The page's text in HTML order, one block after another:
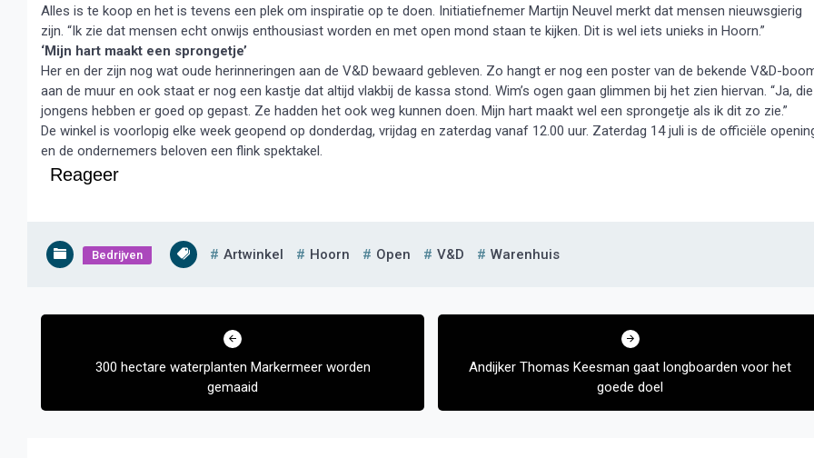
Alles is te koop en het is tevens een plek om inspiratie op te doen. Initiatiefnemer Martijn Neuvel merkt dat mensen nieuwsgierig
zijn. “Ik zie dat mensen echt onwijs enthousiast worden en met open mond staan te kijken. Dit is wel iets unieks in Hoorn.”
‘Mijn hart maakt een sprongetje’
Her en der zijn nog wat oude herinneringen aan de V&D bewaard gebleven. Zo hangt er nog een poster van de bekende V&D-
aan de muur en ook staat er nog een kastje dat altijd vlakbij de kassa stond. Wim’s ogen gaan glimmen bij het zien hiervan. “Ja, die
jongens hebben er goed op gepast. Ze hadden het ook weg kunnen doen. Mijn hart maakt wel een sprongetje als ik dit zo zie.”
De winkel is voorlopig elke week geopend op donderdag, vrijdag en zaterdag vanaf 12.00 uur. Zaterdag 14 juli is de officiële
en de ondernemers beloven een flink spektakel.
Reageer
Bedrijven Artwinkel Hoorn Open V&d Warenhuis
Bericht
300 hectare waterplanten Markermeer worden
gemaaid
Andijker Thomas Keesman gaat longboarden voor het
goede doel